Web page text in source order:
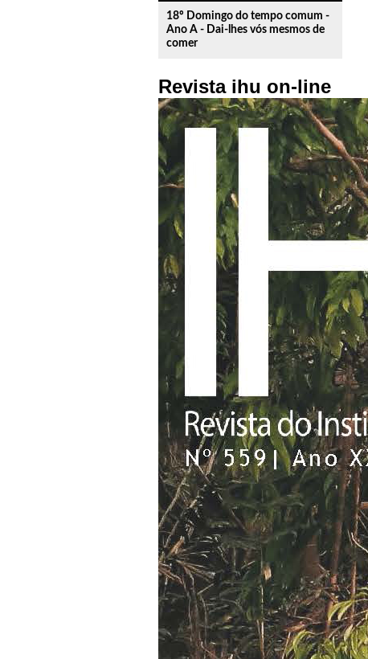
18º Domingo do tempo comum -
Ano A - Dai-lhes vós mesmos de
comer
Revista ihu on-line